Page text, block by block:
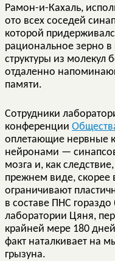
Рамон-и-Кахаль,
ото всех соседей
которой
рациональное зерно в
структуры из молекул
отдаленно
памяти.
Сотрудники
конференции
оплетающие нервные
нейронами —
мозга и, как
прежнем виде, скорее
ограничивают
в составе ПНС
лаборатории Цяня,
крайней мере 180
факт наталкивает на
грызуна.